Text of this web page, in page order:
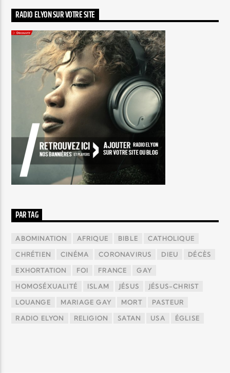
RADIO ELYON SUR VOTRE SITE
PAR TAG
ABOMINATION AFRIQUE BIBLE CATHOLIQUE
CHRÉTIEN CINÉMA CORONAVIRUS DIEU DÉCÈS
EXHORTATION FOI FRANCE GAY
HOMOSÉXUALITÉ ISLAM JÉSUS JÉSUS-CHRIST
LOUANGE MARIAGE GAY MORT PASTEUR
RADIO ELYON RELIGION SATAN USA ÉGLISE